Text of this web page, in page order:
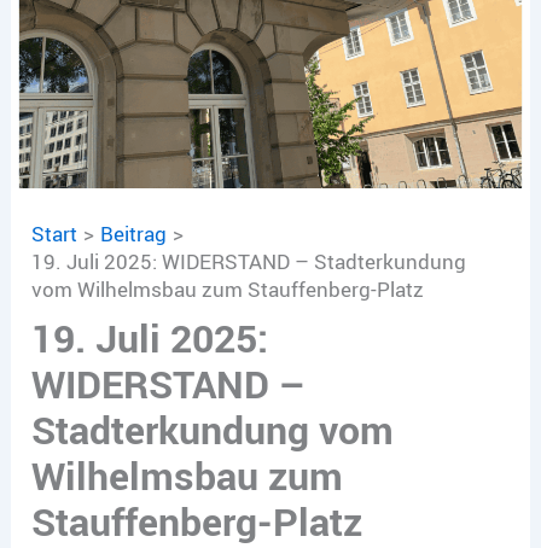
Start
Beitrag
19. Juli 2025: WIDERSTAND – Stadterkundung
vom Wilhelmsbau zum Stauffenberg-Platz
19. Juli 2025:
WIDERSTAND –
Stadterkundung vom
Wilhelmsbau zum
Stauffenberg-Platz